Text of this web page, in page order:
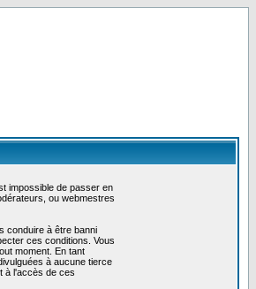
impossible de passer en
ou webmestres
conduire à être banni
ces conditions. Vous
moment. En tant
à aucune tierce
à l'accès de ces